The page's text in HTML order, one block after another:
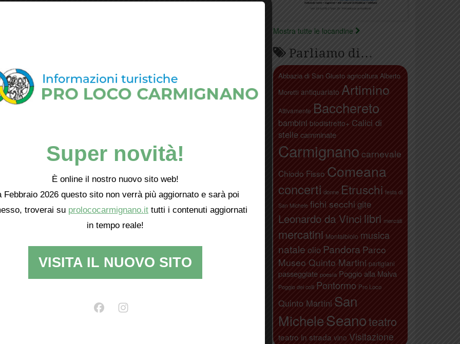
storiografico
Grassi e i Jazz Combo
Consorzio di tutela dei Vini di Carmignano
vini toscani di eccellenza nel 1716 Lectio Magistralis sul Vino di Carmignano
Alessandra Ammara Eno-racconto e degustazioni emozionali
Francesco Redi,vino di Carmignano
Le origini del San Michele
Mostra tutte le locandine
Parliamo di…
Abbazia di San Giusto agricoltura Alberto
Moretti antiquariato Artimino
Attivamente Bacchereto
bambini biodistretto+ Calici di
stelle camminate
Carmignano carnevale
Chiodo Fisso Comeana
concerti donne Etruschi festa di
San Michele fichi secchi gite
Leonardo da Vinci libri mercati
mercatini Montalbiolo musica
natale olio Pandora Parco
Museo Quinto Martini partigiani
passeggiate poesia Poggio alla Malva
Poggio dei colli Pontormo Pro Loco
Quinto Martini San
MicheleSeanoteatro
teatro in strada vino Visitazione
Super novità!
È online il nostro nuovo sito web!
Febbraio 2026 questo sito non verrà più aggiornato e sarà poi
troverai su prolococarmignano.it tutti i contenuti aggiornati
in tempo reale!
VISITA IL NUOVO SITO